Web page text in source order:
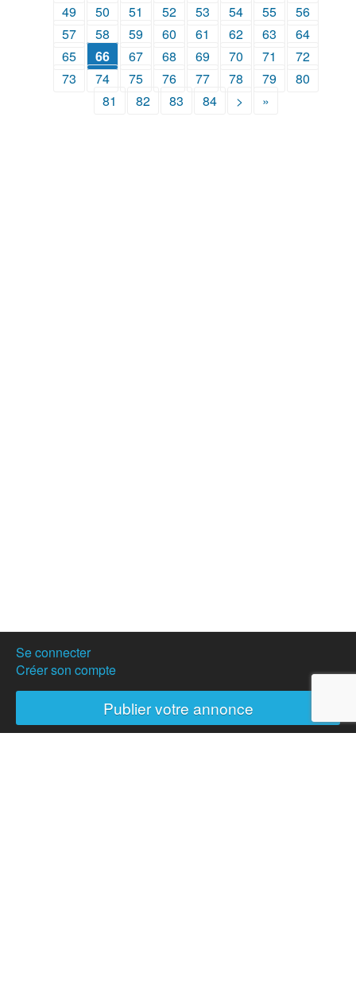
49
50 51 52 53 54 55
56
57
58 59 60 61 62 63
64
65
66 67 68 69 70 71
72
73
74 75 76 77 78 79
80
81
82 83 84 > »
Se connecter
Créer son compte
Publier votre annonce